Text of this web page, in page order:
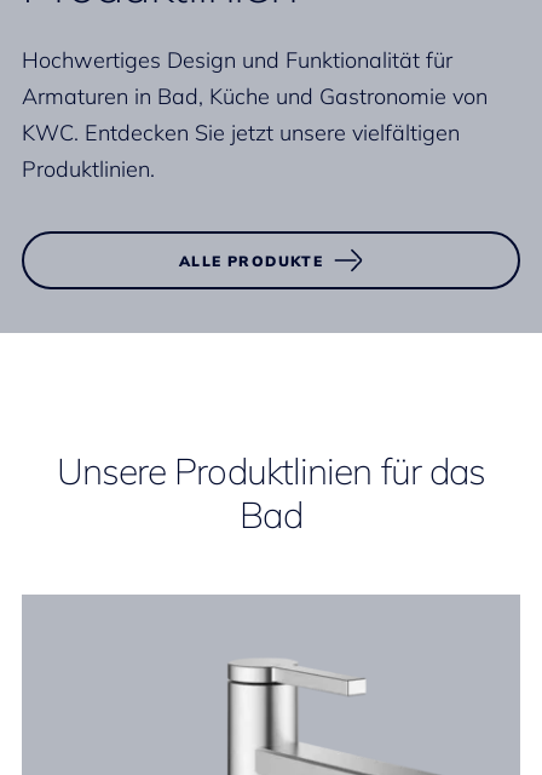
Hochwertiges Design und Funktionalität für
Armaturen in Bad, Küche und Gastronomie von
KWC. Entdecken Sie jetzt unsere vielfältigen
Produktlinien.
ALLE PRODUKTE
Unsere Produktlinien für das
Bad